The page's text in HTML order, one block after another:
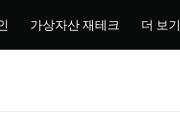
가상자산 재테크 더 보기